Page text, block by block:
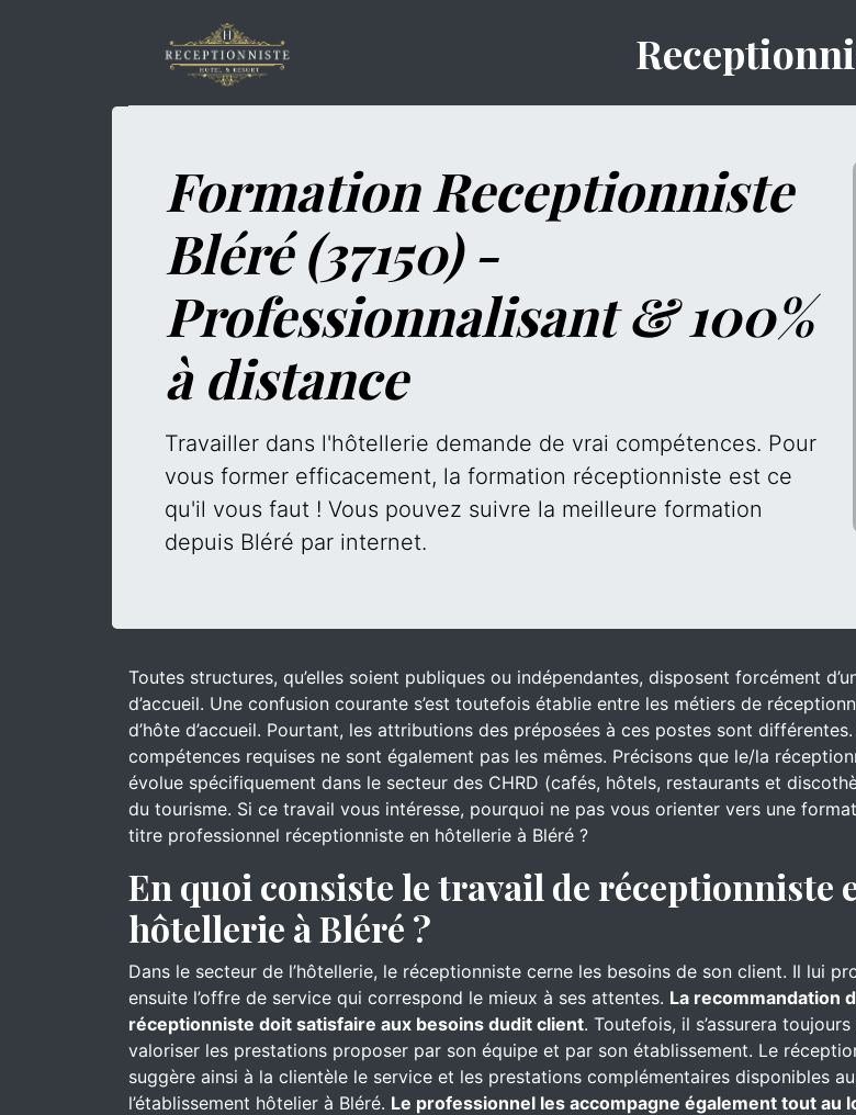
Formation Receptionniste
Bléré (37150) -
Professionnalisant & 100%
à distance
Travailler dans l'hôtellerie demande de vrai compétences. Pour
vous former efficacement, la formation réceptionniste est ce
qu'il vous faut ! Vous pouvez suivre la meilleure formation
depuis Bléré par internet.
Toutes structures, qu’elles soient publiques ou indépendantes, disposent forcément
d’accueil. Une confusion courante s’est toutefois établie entre les métiers de
d’hôte d’accueil. Pourtant, les attributions des préposées à ces postes sont différentes.
compétences requises ne sont également pas les mêmes. Précisons que le/la
évolue spécifiquement dans le secteur des CHRD (cafés, hôtels, restaurants et
du tourisme. Si ce travail vous intéresse, pourquoi ne pas vous orienter vers une
titre professionnel réceptionniste en hôtellerie à Bléré ?
En quoi consiste le travail de réceptionniste
hôtellerie à Bléré ?
Dans le secteur de l’hôtellerie, le réceptionniste cerne les besoins de son client. Il lui
ensuite l’offre de service qui correspond le mieux à ses attentes. La recommandation
réceptionniste doit satisfaire aux besoins dudit client. Toutefois, il s’assurera toujours
valoriser les prestations proposer par son équipe et par son établissement. Le
suggère ainsi à la clientèle le service et les prestations complémentaires disponibles
l’établissement hôtelier à Bléré. Le professionnel les accompagne également tout au